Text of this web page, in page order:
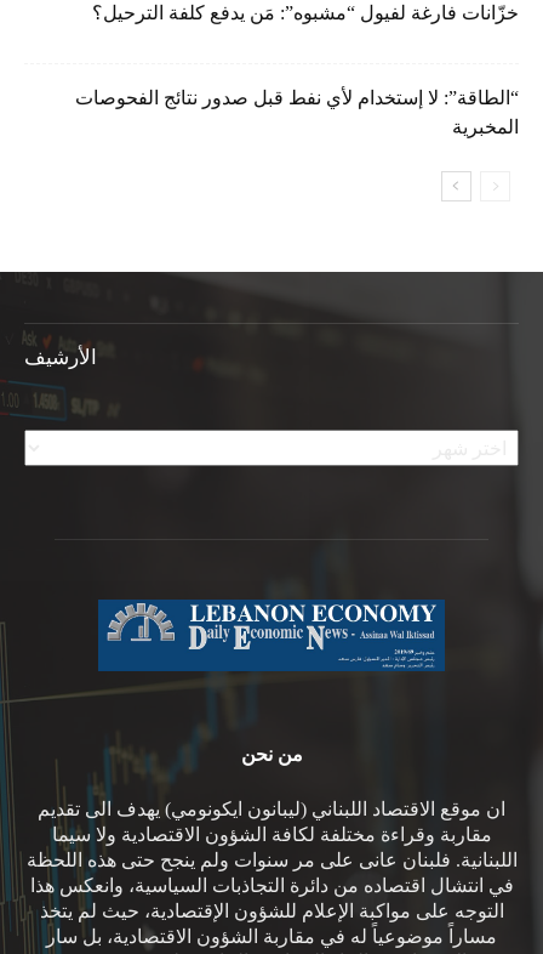
خزّانات فارغة لفيول “مشبوه”: مَن يدفع كلفة الترحيل؟
“الطاقة”: لا إستخدام لأي نفط قبل صدور نتائج الفحوصات
المخبرية
الأرشيف
الأرشيف
من نحن
ان موقع الاقتصاد اللبناني (ليبانون ايكونومي) يهدف الى تقديم
مقاربة وقراءة مختلفة لكافة الشؤون الاقتصادية ولا سيما
اللبنانية. فلبنان عانى على مر سنوات ولم ينجح حتى هذه اللحظة
في انتشال اقتصاده من دائرة التجاذبات السياسية، وانعكس هذا
التوجه على مواكبة الإعلام للشؤون الإقتصادية، حيث لم يتخذ
مساراً موضوعياً له في مقاربة الشؤون الاقتصادية، بل سار